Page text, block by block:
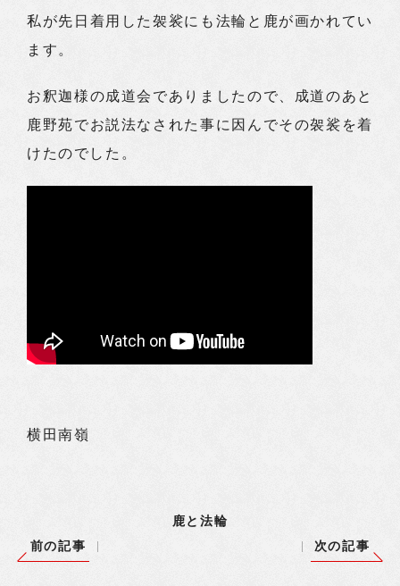
私が先日着用した袈裟にも法輪と鹿が画かれてい
ます。
お釈迦様の成道会でありましたので、成道のあと
鹿野苑でお説法なされた事に因んでその袈裟を着
けたのでした。
横田南嶺
鹿と法輪
前の記事
次の記事